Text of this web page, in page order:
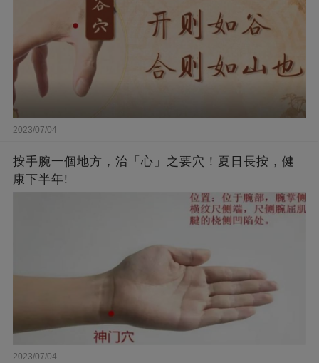
2023/07/04
按手腕一個地方，治「心」之要穴！夏日長按，健
康下半年!
2023/07/04